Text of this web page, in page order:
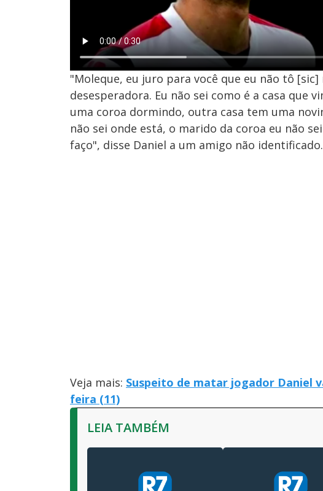
"Moleque, eu juro para você que eu não tô
desesperadora. Eu não sei como é a casa que
uma coroa dormindo, outra casa tem uma
não sei onde está, o marido da coroa eu não
faço", disse Daniel a um amigo não identificado.
Veja mais: Suspeito de matar jogador Daniel
feira (11)
LEIA TAMBÉM